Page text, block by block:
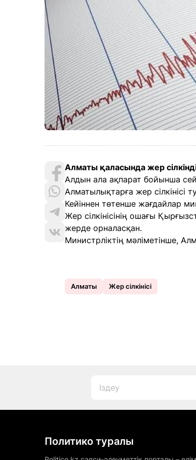
Алматы қаласында жер
Алдын ала ақпарат бойынша
Алматылықтарға жер сілкінісі
Кейіннен төтенше жағдайлар
Жер сілкінісінің ошағы
жерде орналасқан.
Министрліктің мәліметінше,
Алматы Жер сілкінісі
Политико туралы